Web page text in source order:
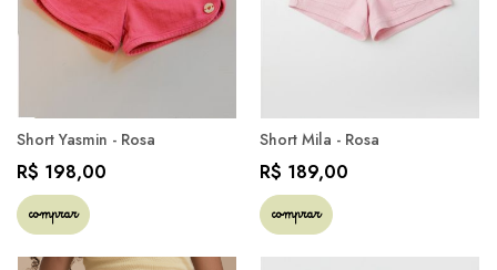
Short Yasmin - Rosa
R$ 198,00
comprar
Short Mila - Rosa
R$ 189,00
comprar